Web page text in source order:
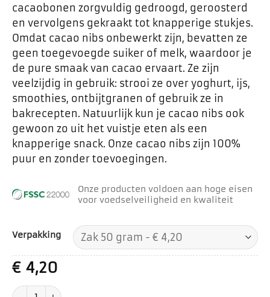
cacaobonen zorgvuldig gedroogd, geroosterd
en vervolgens gekraakt tot knapperige stukjes.
Omdat cacao nibs onbewerkt zijn, bevatten ze
geen toegevoegde suiker of melk, waardoor je
de pure smaak van cacao ervaart. Ze zijn
veelzijdig in gebruik: strooi ze over yoghurt, ijs,
smoothies, ontbijtgranen of gebruik ze in
bakrecepten. Natuurlijk kun je cacao nibs ook
gewoon zo uit het vuistje eten als een
knapperige snack. Onze cacao nibs zijn 100%
puur en zonder toevoegingen.
Onze producten voldoen aan hoge eisen
voor voedselveiligheid en kwaliteit
Verpakking
€4,20
Cacao nibs aantal